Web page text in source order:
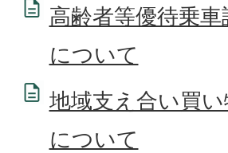
高齢者等優待乗
について
地域支え合い買
について